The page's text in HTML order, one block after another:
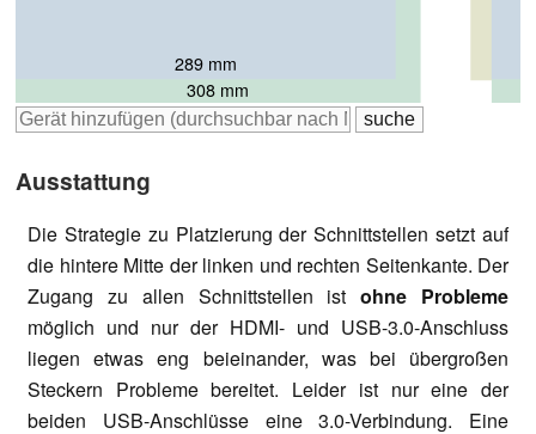
305 mm
308 mm
289 mm
Ausstattung
Die Strategie zu Platzierungder Schnittstellen setzt auf
die hintere Mitte der linken und rechten Seitenkante. Der
Zugang zu allen Schnittstellen istohne Probleme
möglich und nur der HDMI- und USB-3.0-Anschluss
liegen etwas eng beieinander, was bei übergroßen
Steckern Probleme bereitet. Leider ist nur eine der
beiden USB-Anschlüsse eine 3.0-Verbindung. Eine